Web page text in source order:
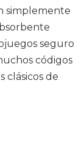
simplemente
seguro
códigos
clásicos de